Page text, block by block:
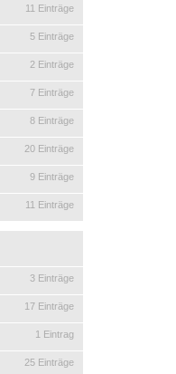
11 Einträge
5 Einträge
2 Einträge
7 Einträge
8 Einträge
20 Einträge
9 Einträge
11 Einträge
3 Einträge
17 Einträge
1 Eintrag
25 Einträge